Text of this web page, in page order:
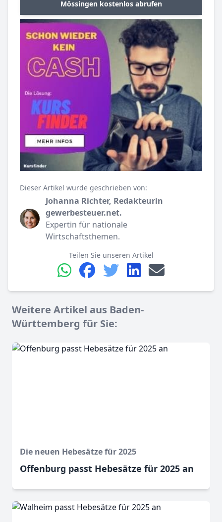
Mössingen kostenlos abrufen
Dieser Artikel wurde geschrieben von:
Johanna Richter, Redakteurin
gewerbesteuer.net.
Expertin für nationale
Wirtschaftsthemen.
Teilen Sie unseren Artikel
Weitere Artikel aus Baden-
Württemberg für Sie:
Die neuen Hebesätze für 2025
Offenburg passt Hebesätze für 2025 an